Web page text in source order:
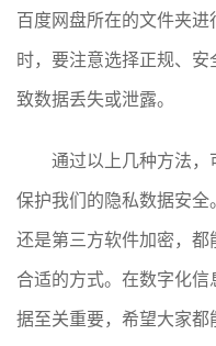
百度网盘所在的文件夹
时，要注意选择正规、
致数据丢失或泄露。
通过以上几种方法，
保护我们的隐私数据安
还是第三方软件加密，
合适的方式。在数字化
据至关重要，希望大家